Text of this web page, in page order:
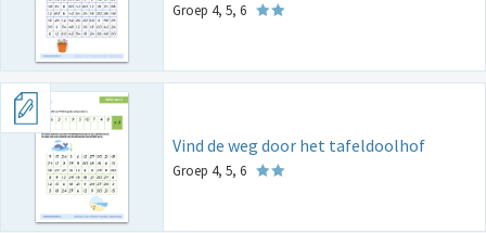
Groep 4, 5, 6
Vind de weg door het tafeldoolhof
Groep 4, 5, 6